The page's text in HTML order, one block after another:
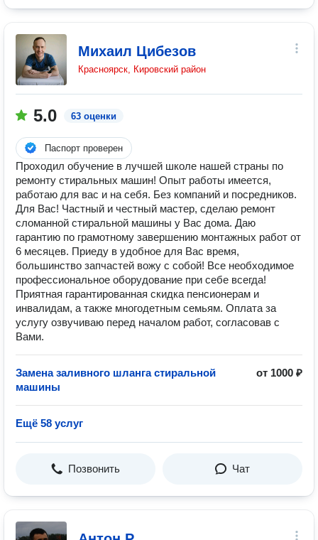
Михаил Цибезов
Красноярск, Кировский район
5.0 63 оценки
Паспорт проверен
Проходил обучение в лучшей школе нашей страны по
ремонту стиральных машин! Опыт работы имеется,
работаю для вас и на себя. Без компаний и посредников.
Для Вас! Частный и честный мастер, сделаю ремонт
сломанной стиральной машины у Вас дома. Даю
гарантию по грамотному завершению монтажных работ от
6 месяцев. Приеду в удобное для Вас время,
большинство запчастей вожу с собой! Все необходимое
профессиональное оборудование при себе всегда!
Приятная гарантированная скидка пенсионерам и
инвалидам, а также многодетным семьям. Оплата за
услугу озвучиваю перед началом работ, согласовав с
Вами.
Замена заливного шланга стиральной
машины
от 1000 ₽
Ещё 58 услуг
Позвонить Чат